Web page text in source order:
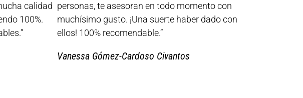
calidad
100%.
personas, te asesoran en todo momento con
muchísimo gusto. ¡Una suerte haber dado con
ellos! 100% recomendable.”
Vanessa Gómez-Cardoso Civantos